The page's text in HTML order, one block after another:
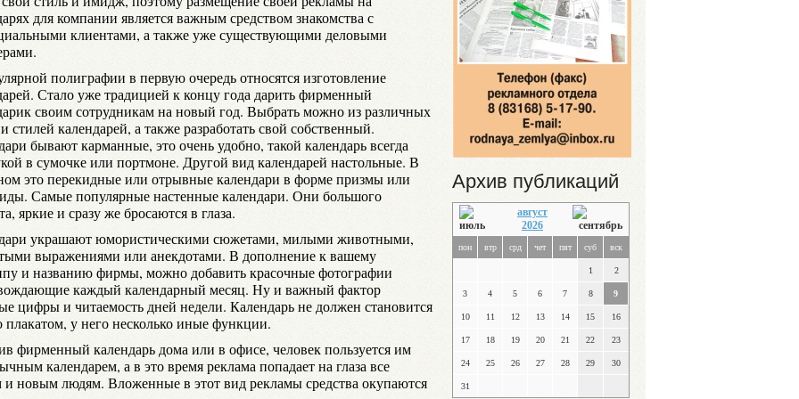
для компании является важным средством знакомства с
клиентами, а также уже существующими деловыми
полиграфии в первую очередь относятся изготовление
Стало уже традицией к концу года дарить фирменный
своим сотрудникам на новый год. Выбрать можно из различных
стилей календарей, а также разработать свой собственный.
бывают карманные, это очень удобно, такой календарь всегда
в сумочке или портмоне. Другой вид календарей настольные. В
это перекидные или отрывные календари в форме призмы или
Самые популярные настенные календари. Они большого
яркие и сразу же бросаются в глаза.
украшают юмористическими сюжетами, милыми животными,
выражениями или анекдотами. В дополнение к вашему
и названию фирмы, можно добавить красочные фотографии
каждый календарный месяц. Ну и важный фактор
цифры и читаемость дней недели. Календарь не должен становится
плакатом, у него несколько иные функции.
фирменный календарь дома или в офисе, человек пользуется им
календарем, а в это время реклама попадает на глаза все
новым людям. Вложенные в этот вид рекламы средства окупаются
Архив публикаций
август
2026
пон втр срд чет пят суб вск
1 2
3 4 5 6 7 8 9
10 11 12 13 14 15 16
17 18 19 20 21 22 23
24 25 26 27 28 29 30
31